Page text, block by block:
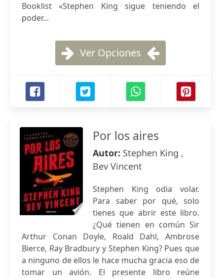
Booklist «Stephen King sigue teniendo el
poder...
Ver Opciones
Por los aires
Autor: Stephen King ,
Bev Vincent
Stephen King odia volar.
Para saber por qué, solo
tienes que abrir este libro.
¿Qué tienen en común Sir
Arthur Conan Doyle, Roald Dahl, Ambrose
Bierce, Ray Bradbury y Stephen King? Pues que
a ninguno de ellos le hace mucha gracia eso de
tomar un avión. El presente libro reúne